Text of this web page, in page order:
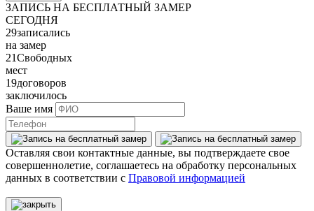
ЗАПИСЬ НА БЕСПЛАТНЫЙ ЗАМЕР
СЕГОДНЯ
29записались
на замер
21Свободных
мест
19договоров
заключилось
Ваше имя
Оставляя свои контактные данные, вы подтверждаете свое
совершеннолетие, соглашаетесь на обработку персональных
данных в соответствии с Правовой информацией